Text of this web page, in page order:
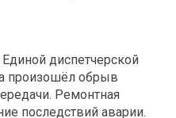
диспетчерской
произошёл обрыв
Ремонтная
последствий аварии.